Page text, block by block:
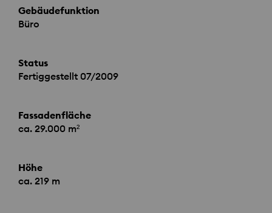
Gebäudefunktion
Büro
Status
Fertiggestellt 07/2009
Fassadenfläche
ca. 29.000 m²
Höhe
ca. 219 m